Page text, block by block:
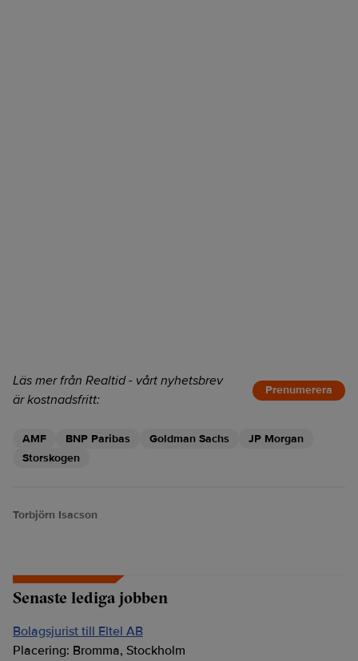
Läs mer från Realtid - vårt nyhetsbrev
är kostnadsfritt:
Prenumerera
AMF BNP Paribas Goldman Sachs
JP Morgan
Storskogen
Torbjörn Isacson
Senaste lediga jobben
Bolagsjurist till Eltel AB
Placering: Bromma, Stockholm